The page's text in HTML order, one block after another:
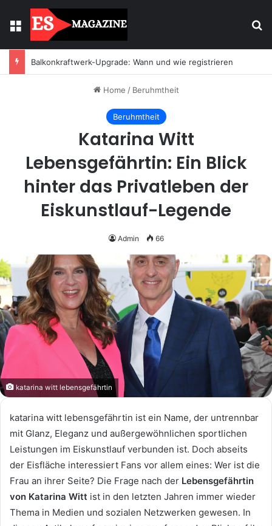
Menu
Balkonkraftwerk-Upgrade: Wann und wie registrieren
Home / Beruhmtheit
Beruhmtheit
Katarina Witt
Lebensgefährtin: Ein Blick
hinter das Privatleben der
Eiskunstlauf-Legende
Admin 66
katarina witt lebensgefährtin
katarina witt lebensgefährtin ist ein Name, der untrennbar
mit Glanz, Eleganz und außergewöhnlichen sportlichen
Leistungen im Eiskunstlauf verbunden ist. Doch abseits
der Eisfläche interessiert Fans vor allem eines: Wer ist die
Frau an ihrer Seite? Die Frage nach der Lebensgefährtin
von Katarina Witt ist in den letzten Jahren immer wieder
Thema in Medien und sozialen Netzwerken gewesen. In